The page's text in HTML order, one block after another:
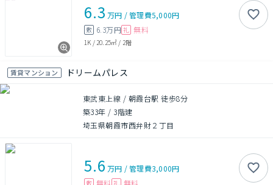
6.3 万円 /管理費5,000円
敷 6.3万円 礼 無料
1K / 20.25㎡ / 2階
賃貸マンション ドリームパレス
東武東上線 / 朝霞台駅 徒歩8分
築33年 / 3階建
埼玉県朝霞市西弁財２丁目
5.6 万円 /管理費3,000円
敷 無料 礼 無料